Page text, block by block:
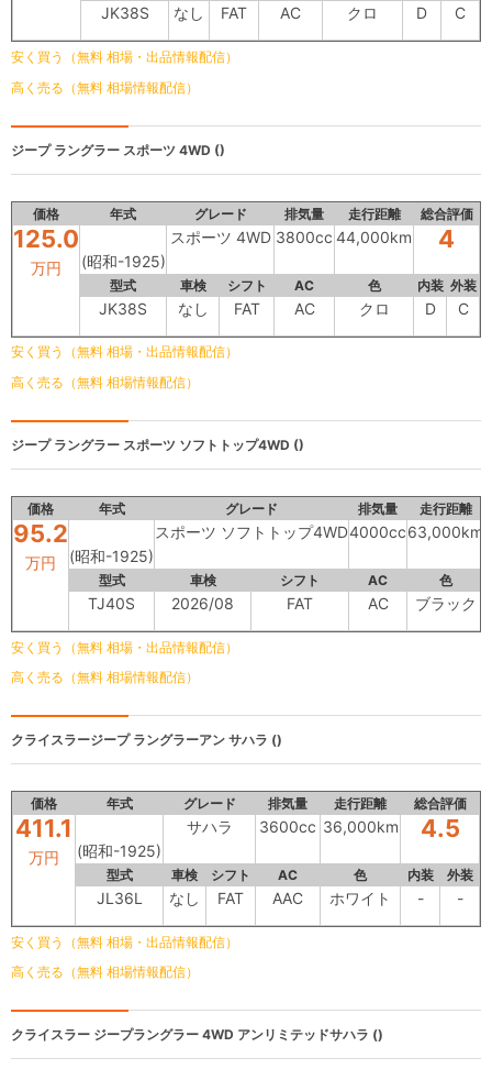
JK38S なし FAT AC クロ D C
安く買う（無料 相場・出品情報配信）
高く売る（無料 相場情報配信）
ジープ ラングラー スポーツ 4WD ()
価格 年式 グレード 排気量 走行距離 総合評価
125.0
万円 (昭和-1925)
スポーツ 4WD 3800cc 44,000km 4
型式 車検 シフト AC 色 内装 外装
JK38S なし FAT AC クロ D C
安く買う（無料 相場・出品情報配信）
高く売る（無料 相場情報配信）
ジープ ラングラー スポーツ ソフトトップ4WD ()
価格 年式 グレード 排気量 走行距離
95.2
万円 (昭和-1925)
スポーツ ソフトトップ4WD4000cc63,000km
型式 車検 シフト AC 色
TJ40S 2026/08 FAT AC ブラック
安く買う（無料 相場・出品情報配信）
高く売る（無料 相場情報配信）
クライスラージープ ラングラーアン サハラ ()
価格 年式 グレード 排気量 走行距離 総合評価
411.1
万円 (昭和-1925)
サハラ 3600cc 36,000km 4.5
型式 車検 シフト AC 色 内装 外装
JL36L なし FAT AAC ホワイト - -
安く買う（無料 相場・出品情報配信）
高く売る（無料 相場情報配信）
クライスラー ジープラングラー 4WD アンリミテッドサハラ ()